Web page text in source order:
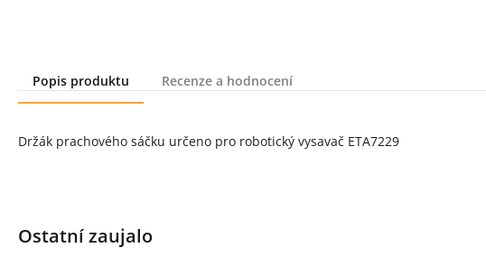
Popis produktu
Recenze a hodnocení
Držák prachového sáčku určeno pro robotický vysavač ETA7229
Ostatní zaujalo